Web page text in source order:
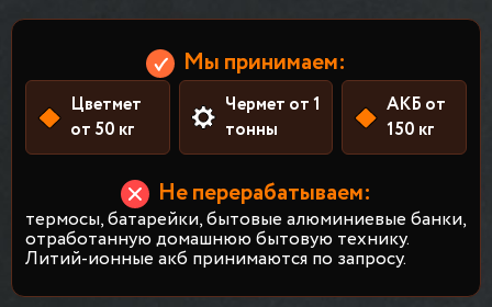
Мы принимаем:
Цветмет
от 50 кг
Чермет от 1
тонны
АКБ от
150 кг
Не перерабатываем:
термосы, батарейки, бытовые алюминиевые банки,
отработанную домашнюю бытовую технику.
Литий-ионные акб принимаются по запросу.